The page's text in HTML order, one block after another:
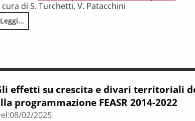
le PMI
cura di S. Turchetti, V. Patacchini
Leggi...
Cambiamenti strutturali del lavoro agricolo in Toscana
effetti su crescita e divari territoriali
programmazione FEASR 2014-2022
08/02/2025